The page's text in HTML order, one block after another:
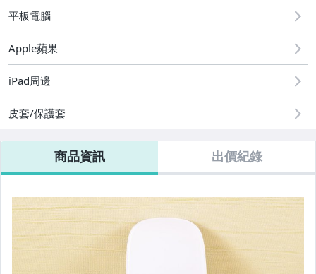
二手iphone17全系列
二手iphone15全系列
二手iphone13全系列
二手iphone12全系列
平板電腦
Apple蘋果
iPad周邊
皮套/保護套
商品資訊 出價紀錄